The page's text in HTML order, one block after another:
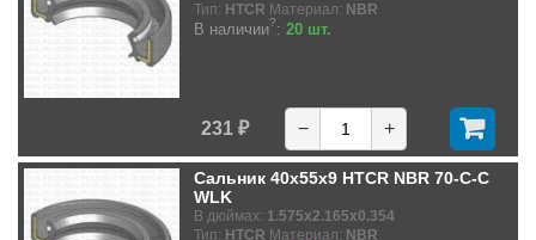
Тип: HTCR Материал: NBR
В наличии?: 20 шт.
231 ₽ − +
Сальник 40x55x9 HTCR NBR 70-C-C
WLK
В дюймах: 1.575x2.165x0.354
Тип: HTCR Материал: NBR